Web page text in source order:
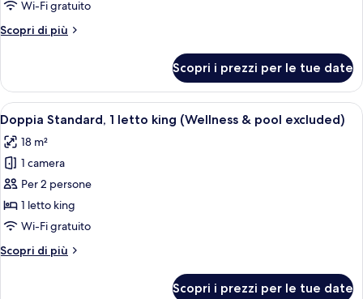
excluded)
1
letto
king
divano
letto
(Plus
-
Wellness
&
pool
excluded)
Wi-Fi gratuito
Scopri di più
Altri
Junior,
letto
king
con
divano
(Plus
-
Wellness
pool
Scopri i prezzi per le tue date
Apri
tutte
le
foto
per
Doppia
Standard,
letto
Una camera d'albergo con un letto,
6
Doppia Standard, 1 letto king (Wellness & pool excluded)
18 m²
1 camera
Per 2 persone
1 letto king
Wi-Fi gratuito
Scopri di più
Altri
Scopri i prezzi per le tue date